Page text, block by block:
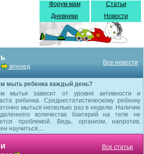
Форум мам
Дневники
Статьи
Новости
вперед
Все новости
мыть ребенка каждый день?
мытья зависит от уровня активности и
ребенка. Среднестатистическому ребенку
мыться несколько раз в неделю. Наличие
количества бактерий на теле не
проблемой. Ведь, организм, напротив,
научиться,...
Все статьи